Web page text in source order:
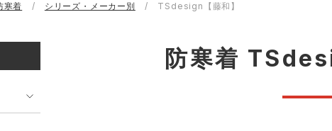
ロシャツ 安全保護具
小物・アクセサリー類
ンウェアランキング 作業用ポロシャツランキング
ィア ランキング
山田辰 クレヒフク おた
GUSH FORCE
ーム 運送・倉庫作業服
服
寒着 シリーズ・メーカー別 TSdesign【藤和】
防寒着